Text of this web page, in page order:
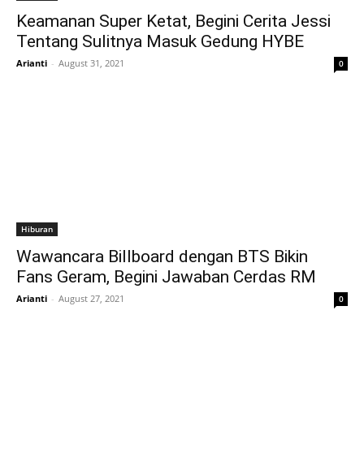
Keamanan Super Ketat, Begini Cerita Jessi
Tentang Sulitnya Masuk Gedung HYBE
Arianti - August 31, 2021 0
Hiburan
Wawancara Billboard dengan BTS Bikin
Fans Geram, Begini Jawaban Cerdas RM
Arianti - August 27, 2021 0